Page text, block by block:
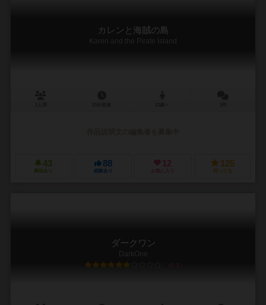
カレンと海賊の島
Karen and the Pirate Island
43
興味あり
88
経験あり
12
お気に入り
125
持ってる
ダークワン
DarkOne
6.3